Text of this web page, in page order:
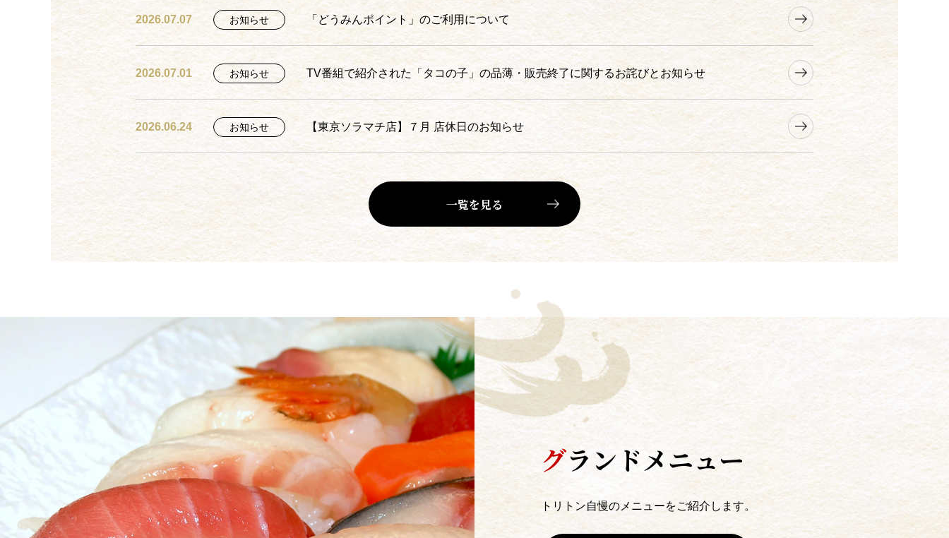
2026.07.07 お知らせ 「どうみんポイント」のご利用について
2026.07.01 お知らせ TV番組で紹介された「タコの子」の品薄・販売終了に関するお詫びとお知らせ
2026.06.24 お知らせ 【東京ソラマチ店】７月 店休日のお知らせ
一覧を見る
グランドメニュー
トリトン自慢のメニューをご紹介します。